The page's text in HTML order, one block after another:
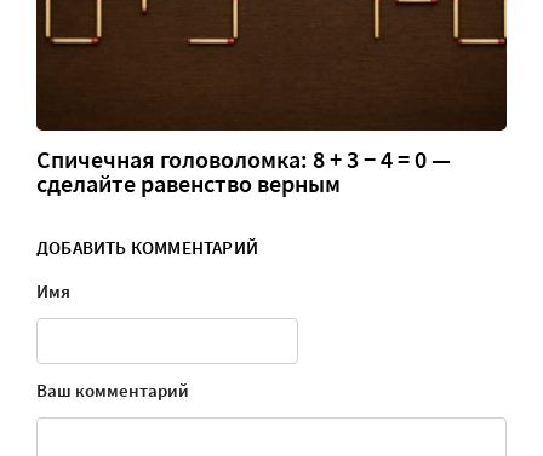
Спичечная головоломка: 8 + 3 − 4 = 0 —
сделайте равенство верным
ДОБАВИТЬ КОММЕНТАРИЙ
Имя
Ваш комментарий